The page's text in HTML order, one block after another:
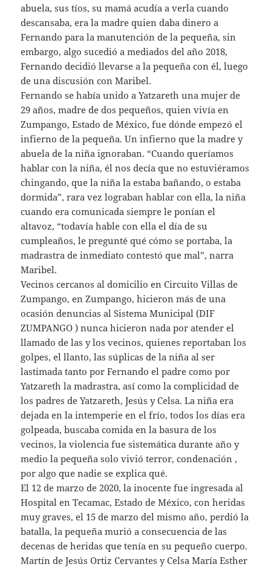
abuela, sus tíos, su mamá acudía a verla cuando
descansaba, era la madre quien daba dinero a
Fernando para la manutención de la pequeña, sin
embargo, algo sucedió a mediados del año 2018,
Fernando decidió llevarse a la pequeña con él, luego
de una discusión con Maribel.
Fernando se había unido a Yatzareth una mujer de
29 años, madre de dos pequeños, quien vivía en
Zumpango, Estado de México, fue dónde empezó el
infierno de la pequeña. Un infierno que la madre y
abuela de la niña ignoraban. “Cuando queríamos
hablar con la niña, él nos decía que no estuviéramos
chingando, que la niña la estaba bañando, o estaba
dormida”, rara vez lograban hablar con ella, la niña
cuando era comunicada siempre le ponían el
altavoz, “todavía hable con ella el día de su
cumpleaños, le pregunté qué cómo se portaba, la
madrastra de inmediato contestó que mal”, narra
Maribel.
Vecinos cercanos al domicilio en Circuito Villas de
Zumpango, en Zumpango, hicieron más de una
ocasión denuncias al Sistema Municipal (DIF
ZUMPANGO ) nunca hicieron nada por atender el
llamado de las y los vecinos, quienes reportaban los
golpes, el llanto, las súplicas de la niña al ser
lastimada tanto por Fernando el padre como por
Yatzareth la madrastra, así como la complicidad de
los padres de Yatzareth, Jesús y Celsa. La niña era
dejada en la intemperie en el frío, todos los días era
golpeada, buscaba comida en la basura de los
vecinos, la violencia fue sistemática durante año y
medio la pequeña solo vivió terror, condenación ,
por algo que nadie se explica qué.
El 12 de marzo de 2020, la inocente fue ingresada al
Hospital en Tecamac, Estado de México, con heridas
muy graves, el 15 de marzo del mismo año, perdió la
batalla, la pequeña murió a consecuencia de las
decenas de heridas que tenía en su pequeño cuerpo.
Martín de Jesús Ortiz Cervantes y Celsa María Esther